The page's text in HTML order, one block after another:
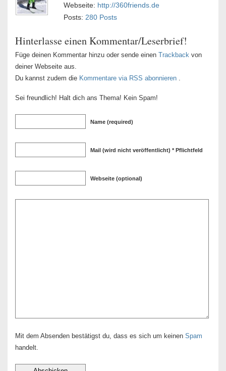
Webseite: http://360friends.de
Posts: 280 Posts
Hinterlasse einen Kommentar/Leserbrief!
Füge deinen Kommentar hinzu oder sende einen Trackback von
deiner Webseite aus.
Du kannst zudem die Kommentare via RSS abonnieren
Sei freundlich! Halt dich ans Thema! Kein Spam!
Name (required)
Mail (wird nicht veröffentlicht) * Pflichtfeld
Webseite (optional)
Mit dem Absenden bestätigst du, dass es sich um keinen Spam
handelt.